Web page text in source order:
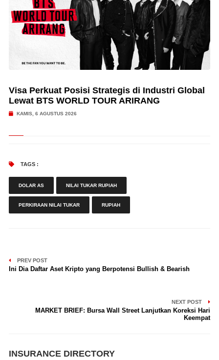
Visa Perkuat Posisi Strategis di Industri Global
Lewat BTS WORLD TOUR ARIRANG
KAMIS, 6 AGUSTUS 2026
TAGS :
DOLAR AS NILAI TUKAR RUPIAH
PERKIRAAN NILAI TUKAR RUPIAH
PREV POST
Ini Dia Daftar Aset Kripto yang Berpotensi Bullish & Bearish
NEXT POST
MARKET BRIEF: Bursa Wall Street Lanjutkan Koreksi Hari
Keempat
INSURANCE DIRECTORY